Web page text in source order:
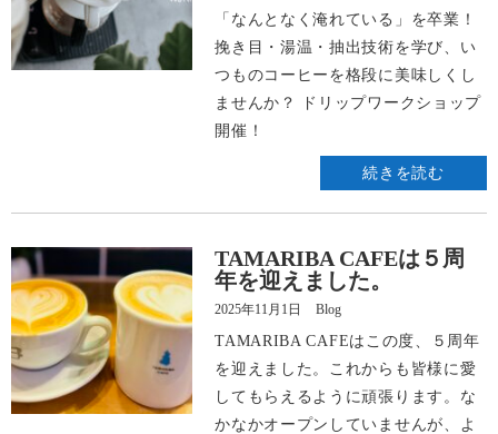
アクセス
ネットショップ
「なんとなく淹れている」を卒業！
挽き目・湯温・抽出技術を学び、い
つものコーヒーを格段に美味しくし
ませんか？ ドリップワークショップ
開催！
続きを読む
TAMARIBA CAFEは５周
年を迎えました。
2025年11月1日 Blog
TAMARIBA CAFEはこの度、５周年
を迎えました。これからも皆様に愛
してもらえるように頑張ります。な
かなかオープンしていませんが、よ